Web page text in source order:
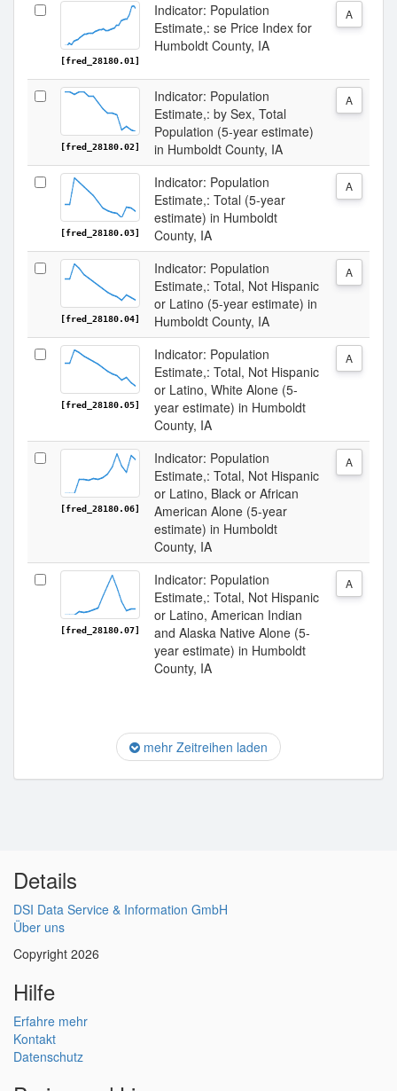
[fred_28180.01]
Indicator: Population
Estimate,: se Price Index for
Humboldt County, IA
A
[fred_28180.02]
Indicator: Population
Estimate,: by Sex, Total
Population (5-year estimate)
in Humboldt County, IA
A
[fred_28180.03]
Indicator: Population
Estimate,: Total (5-year
estimate) in Humboldt
County, IA
A
[fred_28180.04]
Indicator: Population
Estimate,: Total, Not Hispanic
or Latino (5-year estimate) in
Humboldt County, IA
A
[fred_28180.05]
Indicator: Population
Estimate,: Total, Not Hispanic
or Latino, White Alone (5-
year estimate) in Humboldt
County, IA
A
[fred_28180.06]
Indicator: Population
Estimate,: Total, Not Hispanic
or Latino, Black or African
American Alone (5-year
estimate) in Humboldt
County, IA
A
[fred_28180.07]
Indicator: Population
Estimate,: Total, Not Hispanic
or Latino, American Indian
and Alaska Native Alone (5-
year estimate) in Humboldt
County, IA
A
mehr Zeitreihen laden
Details
DSI Data Service & Information GmbH
Über uns
Copyright 2026
Hilfe
Erfahre mehr
Kontakt
Datenschutz